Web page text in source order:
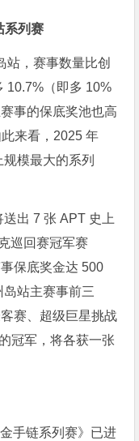
系列赛
站，赛事数量比创
10.7%（即多 10%
事的保底奖池也高
来看，2025 年
模最大的系列
出 7 张 APT 史上
巡回赛冠军赛
保底奖金达 500
站主赛事前三
赛、超级巨星挑战
冠军，将各获一张
手链系列赛》已进